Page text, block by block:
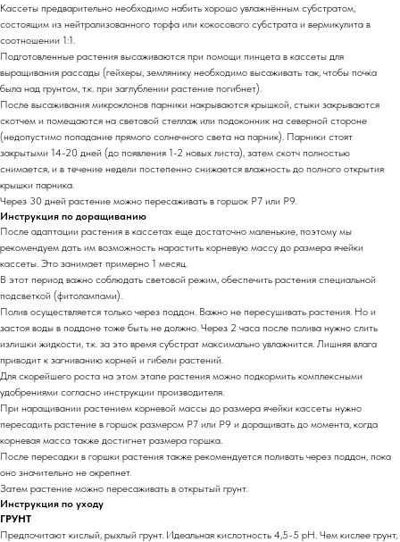
Кассеты предварительно необходимо набить хорошо увлажнённым субстратом,
состоящим из нейтрализованного торфа или кокосового субстрата и вермикулита в
соотношении 1:1.
Подготовленные растения высаживаются при помощи пинцета в кассеты для
выращивания рассады (гейхеры, землянику необходимо высаживать так, чтобы почка
была над грунтом, т.к. при заглублении растение погибнет).
После высаживания микроклонов парники накрываются крышкой, стыки закрываются
скотчем и помещаются на световой стеллаж или подоконник на северной стороне
(недопустимо попадание прямого солнечного света на парник). Парники стоят
закрытыми 14-20 дней (до появления 1-2 новых листа), затем скотч полностью
снимается, и в течение недели постепенно снижается влажность до полного открытия
крышки парника.
Через 30 дней растение можно пересаживать в горшок Р7 или Р9.
Инструкция по доращиванию
После адаптации растения в кассетах еще достаточно маленькие, поэтому мы
рекомендуем дать им возможность нарастить корневую массу до размера ячейки
кассеты. Это занимает примерно 1 месяц.
В этот период важно соблюдать световой режим, обеспечить растения специальной
подсветкой (фитолампами).
Полив осуществляется только через поддон. Важно не пересушивать растения. Но и
застоя воды в поддоне тоже быть не должно. Через 2 часа после полива нужно слить
излишки жидкости, т.к. за это время субстрат максимально увлажнится. Лишняя влага
приводит к загниванию корней и гибели растений.
Для скорейшего роста на этом этапе растения можно подкормить комплексными
удобрениями согласно инструкции производителя.
При наращивании растением корневой массы до размера ячейки кассеты нужно
пересадить растение в горшок размером Р7 или Р9 и доращивать до момента, когда
корневая масса также достигнет размера горшка.
После пересадки в горшки растения также рекомендуется поливать через поддон, пока
оно значительно не окрепнет.
Затем растение можно пересаживать в открытый грунт.
Инструкция по уходу
ГРУНТ
Предпочитают кислый, рыхлый грунт. Идеальная кислотность 4,5-5 pH. Чем кислее грунт,